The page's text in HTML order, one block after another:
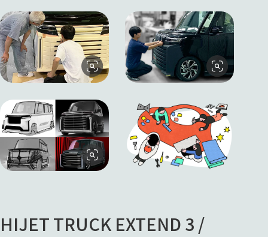
HIJET TRUCK EXTEND 3 /